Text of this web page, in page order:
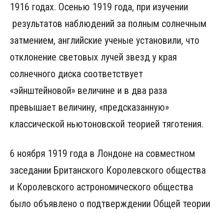
1916 годах. Осенью 1919 года, при изучении
результатов наблюдений за полным солнечным
затмением, английские ученые установили, что
отклонение световых лучей звезд у края
солнечного диска соответствует
«эйнштейновой» величине и в два раза
превышает величину, «предсказанную»
классической ньютоновской теорией тяготения.
6 ноября 1919 года в Лондоне на совместном
заседании Британского Королевского общества
и Королевского астрономического общества
было объявлено о подтверждении Общей теории